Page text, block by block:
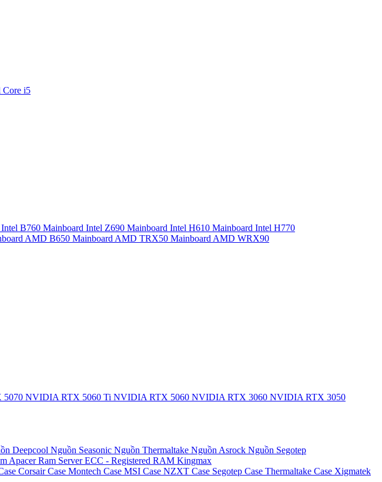
Core i5
B760 Mainboard Intel Z690 Mainboard Intel H610 Mainboard Intel H770
AMD B650 Mainboard AMD TRX50 Mainboard AMD WRX90
5070 NVIDIA RTX 5060 Ti NVIDIA RTX 5060 NVIDIA RTX 3060 NVIDIA RTX 3050
Deepcool Nguồn Seasonic Nguồn Thermaltake Nguồn Asrock Nguồn Segotep
ApacerRam Server ECC - Registered RAM Kingmax
CorsairCase Montech Case MSI Case NZXT Case Segotep Case Thermaltake Case Xigmatek